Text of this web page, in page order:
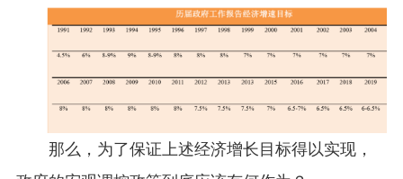
那么，为了保证上述经济增长目标得以实现，